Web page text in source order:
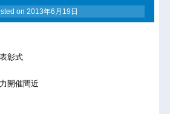
on 2013年6月19日
彰式
開催間近